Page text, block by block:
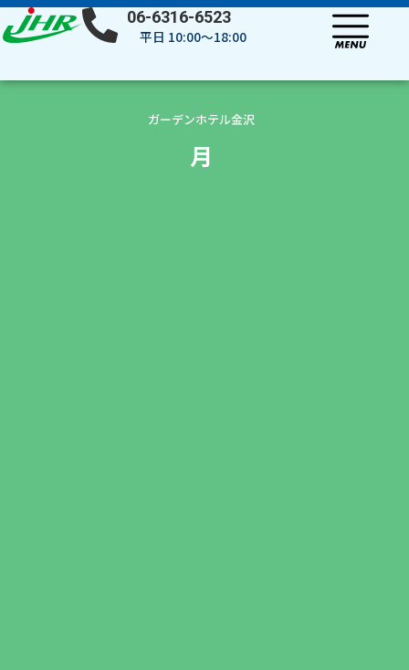
内
容
キ
06-6316-6523
平日 10:00～18:00
ガーデンホテル金沢
月